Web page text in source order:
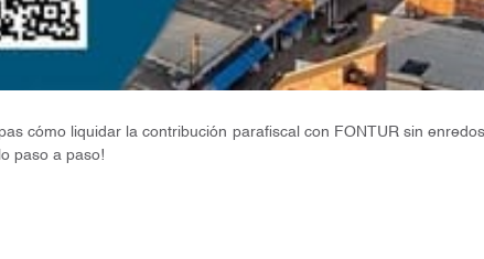
cómo liquidar la contribución parafiscal con FONTUR sin
paso a paso!